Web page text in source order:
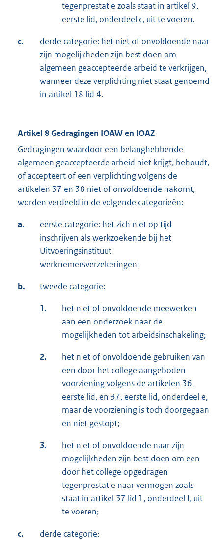
tegenprestatie zoals staat in artikel 9,
eerste lid, onderdeel c, uit te voeren.
c.
derde categorie: het niet of onvoldoende naar
zijn mogelijkheden zijn best doen om
algemeen geaccepteerde arbeid te verkrijgen,
wanneer deze verplichting niet staat genoemd
in artikel 18 lid 4.
Artikel 8Gedragingen IOAW en IOAZ
Gedragingen waardoor een belanghebbende
algemeen geaccepteerde arbeid niet krijgt, behoudt,
of accepteert of een verplichting volgens de
artikelen 37 en 38 niet of onvoldoende nakomt,
worden verdeeld in de volgende categorieën:
a.
eerste categorie: het zich niet op tijd
inschrijven als werkzoekende bij het
Uitvoeringsinstituut
werknemersverzekeringen;
b. tweede categorie:
1.
het niet of onvoldoende meewerken
aan een onderzoek naar de
mogelijkheden tot arbeidsinschakeling;
2.
het niet of onvoldoende gebruiken van
een door het college aangeboden
voorziening volgens de artikelen 36,
eerste lid, en 37, eerste lid, onderdeel e,
maar de voorziening is toch doorgegaan
en niet gestopt;
3.
het niet of onvoldoende naar zijn
mogelijkheden zijn best doen om een
door het college opgedragen
tegenprestatie naar vermogen zoals
staat in artikel 37 lid 1, onderdeel f, uit
te voeren;
c. derde categorie: